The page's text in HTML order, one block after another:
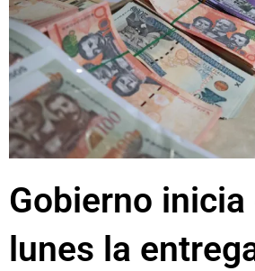
Gobierno inicia
lunes la